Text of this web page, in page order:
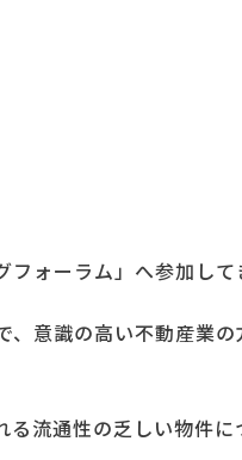
ォーラム」へ参加して
意識の高い不動産業
流通性の乏しい物件